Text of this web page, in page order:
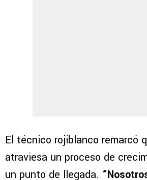
El técnico rojiblanco remarcó
atraviesa un proceso de
un punto de llegada.